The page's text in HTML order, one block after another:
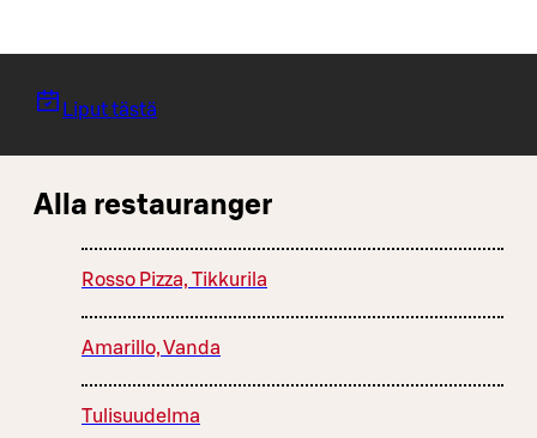
Liput tästä
Alla restauranger
Rosso Pizza, Tikkurila
Amarillo, Vanda
Tulisuudelma